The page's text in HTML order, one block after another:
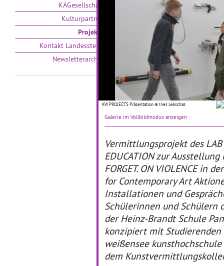
KW PROJECTS Präsentation © Ines Lekschas
Galerie im Vollbildmodus anzeigen
Vermittlungsprojekt des LAB
EDUCATIONzur Ausstellung
FORGET. ON VIOLENCE in
for Contemporary Art
Installationen und
Schülerinnen und Schülern
der Heinz-Brandt Schule
konzipiert mit Studierenden
weißensee
dem
KAGesellschaft
Kulturpartner
Projekte
Kontakt Landesstelle
Newsletterarchiv
Wie geht Kultur-
Wandertag für eine
ganze Schule?
Das Kollegium der
Pankow "testete" zusammen
mit Schüler*innen
verschiedener
Klassenstufen Berliner
Kulturinstitutionen und ihre
aktivierenden Angebote.
… mehr
Regionale Vernetzung -
Bezirk Pankow
Pankow